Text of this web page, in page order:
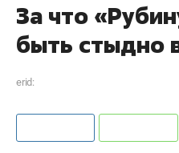
За что
быть стыдно
erid: